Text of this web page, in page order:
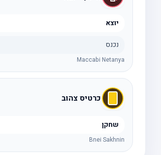
יוצא
נכנס
Maccabi Netanya
כרטיס צהוב
שחקן
Bnei Sakhnin